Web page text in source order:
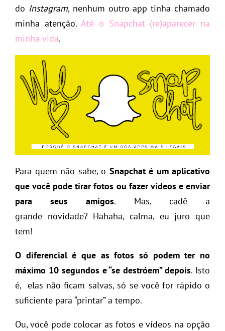
do Instagram, nenhum outro app tinha chamado
minha atenção.Até o Snapchat (re)aparecer na
minha vida.
Para quem não sabe, o Snapchat é um aplicativo
que você pode tirar fotos ou fazer vídeos e enviar
para seus amigos. Mas, cadê a
grande novidade? Hahaha, calma, eu juro que
tem!
O diferencial é que as fotos só podem ter no
máximo 10 segundos e “se destróem” depois. Isto
é, elas não ficam salvas, só se você for rápido o
suficiente para “printar” a tempo.
Ou, você pode colocar as fotos e vídeos na opção